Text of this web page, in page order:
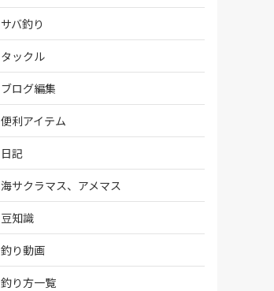
サバ釣り
タックル
ブログ編集
便利アイテム
日記
海サクラマス、アメマス
豆知識
釣り動画
釣り方一覧